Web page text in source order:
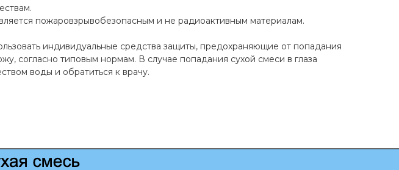
пожаровзрывобезопасным и не радиоактивным материалам.
индивидуальные средства защиты, предохраняющие от попадания
согласно типовым нормам. В случае попадания сухой смеси в глаза
воды и обратиться к врачу.